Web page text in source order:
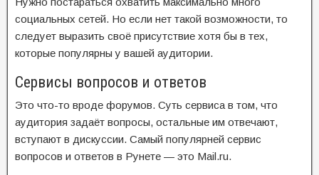
социальных сетей. Но если нет такой возможности, то
следует выразить своё присутствие хотя бы в тех,
которые популярны у вашей аудитории.
Сервисы вопросов и ответов
Это что-то вроде форумов. Суть сервиса в том, что
аудитория задаёт вопросы, остальные им отвечают,
вступают в дискуссии. Самый популярней сервис
вопросов и ответов в Рунете — это Mail.ru.